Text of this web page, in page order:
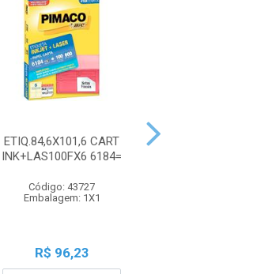
ETIQ.84,6X101,6 CART
INK+LAS100FX6 6184=
Código: 43727
Embalagem: 1X1
R$ 96,23